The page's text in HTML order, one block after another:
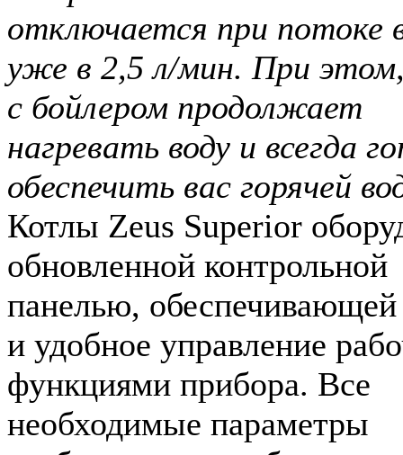
отключается при потоке
уже в 2,5 л/мин. При
с бойлером продолжает
нагревать воду и всегда
обеспечить вас горячей
Котлы Zeus Superior
обновленной контрольной
панелью, обеспечивающей
и удобное управление
функциями прибора. Все
необходимые параметры